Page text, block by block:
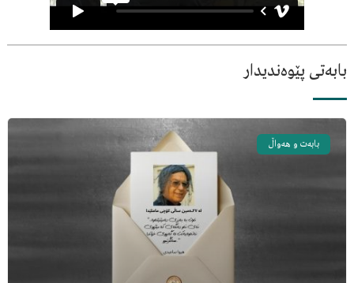
بابەتی پێوەندیدار
بابەت و هەواڵ